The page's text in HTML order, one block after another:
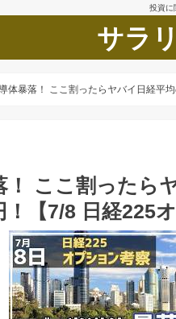
投資に
サラ
体暴落！ ここ割ったらヤバイ日経平
！ ここ割ったら
【7/8 日経225オ